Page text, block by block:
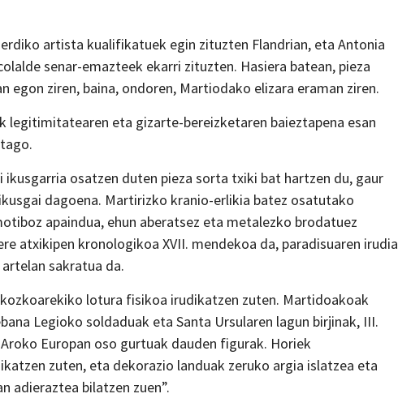
artista kualifikatuek egin zituzten Flandrian, eta Antonia
senar-emazteek ekarri zituzten. Hasiera batean, pieza
egon ziren, baina, ondoren, Martiodako elizara eraman ziren.
legitimitatearen eta gizarte-bereizketaren baieztapena esan
osatzen duten pieza sorta txiki bat hartzen du, gaur
dagoena. Martirizko kranio-erlikia batez osatutako
apaindua, ehun aberatsez eta metalezko brodatuez
atxikipen kronologikoa XVII. mendekoa da, paradisuaren irudia
sakratua da.
lotura fisikoa irudikatzen zuten. Martidoakoak
Legioko soldaduak eta Santa Ursularen lagun birjinak, III.
Europan oso gurtuak dauden figurak. Horiek
zuten, eta dekorazio landuak zeruko argia islatzea eta
adieraztea bilatzen zuen”.